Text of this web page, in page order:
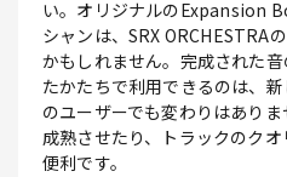
い。オリジナルのExpansion
シャンは、SRX ORCHESTRA
かもしれません。完成された
たかたちで利用できるのは、
のユーザーでも変わりはあり
成熟させたり、トラックのク
便利です。